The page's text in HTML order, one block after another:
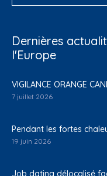
Dernières
l'Europe
VIGILANCE ORANGE
7 juillet 2026
Pendant les fortes
19 juin 2026
Job dating délocalisé